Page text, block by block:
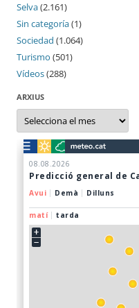
Selva(2.161)
Sin categoría(1)
Sociedad (1.064)
Turismo (501)
Vídeos(288)
ARXIUS
Arxius